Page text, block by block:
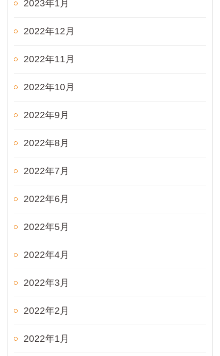
2023年1月
2022年12月
2022年11月
2022年10月
2022年9月
2022年8月
2022年7月
2022年6月
2022年5月
2022年4月
2022年3月
2022年2月
2022年1月